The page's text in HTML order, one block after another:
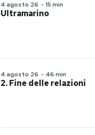
4 agosto 26 - 15 min
Ultramarino
4 agosto 26 - 46 min
2. Fine delle relazioni